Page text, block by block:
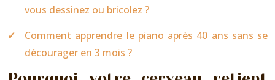
vous dessinez ou bricolez ?
Comment apprendre le piano après 40 ans sans se
décourager en 3 mois ?